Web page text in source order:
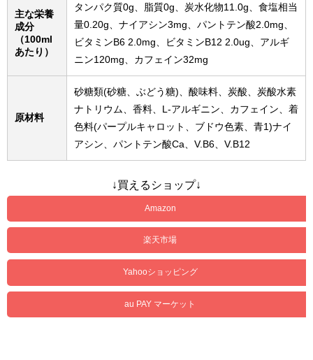
主な栄養
成分
（100ml
あたり）
タンパク質0g、脂質0g、炭水化物11.0g、食塩相当
量0.20g、ナイアシン3mg、パントテン酸2.0mg、
ビタミンB6 2.0mg、ビタミンB12 2.0ug、アルギ
ニン120mg、カフェイン32mg
原材料
砂糖類(砂糖、ぶどう糖)、酸味料、炭酸、炭酸水素
ナトリウム、香料、L-アルギニン、カフェイン、着
色料(パープルキャロット、ブドウ色素、青1)ナイ
アシン、パントテン酸Ca、V.B6、V.B12
↓買えるショップ↓
Amazon
楽天市場
Yahooショッピング
au PAY マーケット